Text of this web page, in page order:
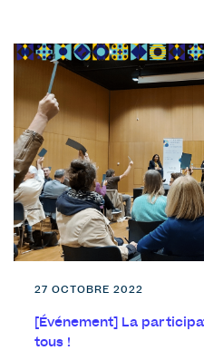
27 OCTOBRE 2022
[Événement] La
tous !